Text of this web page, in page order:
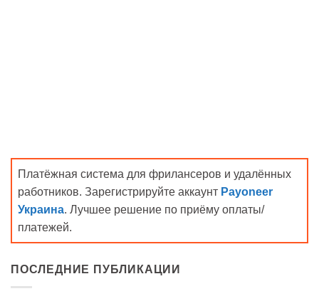
Платёжная система для фрилансеров и удалённых
работников. Зарегистрируйте аккаунт Payoneer
Украина. Лучшее решение по приёму оплаты/
платежей.
ПОСЛЕДНИЕ ПУБЛИКАЦИИ